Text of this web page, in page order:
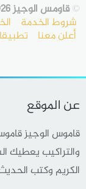
©قاومس الوجيز 2026
شروط الخدمة
أعلن معنا
عن الموقع
قاموس الوجيز
والتراكيب يعطيك
الكريم وكتب